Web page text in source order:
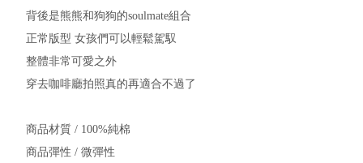
背後是熊熊和狗狗的soulmate組合
正常版型 女孩們可以輕鬆駕馭
整體非常可愛之外
穿去咖啡廳拍照真的再適合不過了
商品材質 / 100%純棉
商品彈性 / 微彈性